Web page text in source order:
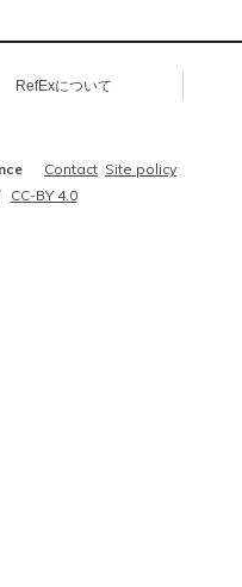
RefExについて
Contact Site policy
CC-BY 4.0